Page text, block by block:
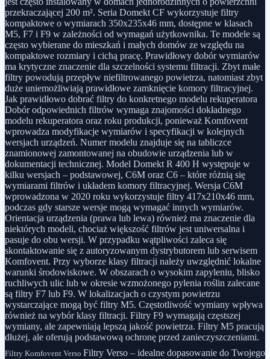
przekraczającej 200 m². Seria Domekt CF wykorzystuje filtry
kompaktowe o wymiarach 350x235x46 mm, dostępne w klasach
M5, F7 i F9 w zależności od wymagań użytkownika. Te modele są
często wybierane do mieszkań i małych domów ze względu na
kompaktowe rozmiary i cichą pracę. Prawidłowy dobór wymiarów
ma krytyczne znaczenie dla szczelności systemu filtracji. Zbyt małe
filtry powodują przepływ niefiltrowanego powietrza, natomiast zbyt
duże uniemożliwiają prawidłowe zamknięcie komory filtracyjnej.
Jak prawidłowo dobrać filtry do konkretnego modelu rekuperatora
Dobór odpowiednich filtrów wymaga znajomości dokładnego
modelu rekuperatora oraz roku produkcji, ponieważ Komfovent
wprowadza modyfikacje wymiarów i specyfikacji w kolejnych
wersjach urządzeń. Numer modelu znajduje się na tabliczce
znamionowej zamontowanej na obudowie urządzenia lub w
dokumentacji technicznej. Model Domekt R 400 H występuje w
kilku wersjach – podstawowej, C6M oraz C6 – które różnią się
wymiarami filtrów i układem komory filtracyjnej. Wersja C6M
wprowadzona w 2020 roku wykorzystuje filtry 417x210x46 mm,
podczas gdy starsze wersje mogą wymagać innych wymiarów.
Orientacja urządzenia (prawa lub lewa) również ma znaczenie dla
niektórych modeli, chociaż większość filtrów jest uniwersalna i
pasuje do obu wersji. W przypadku wątpliwości zaleca się
skontaktowanie się z autoryzowanym dystrybutorem lub serwisem
Komfovent. Przy wyborze klasy filtracji należy uwzględnić lokalne
warunki środowiskowe. W obszarach o wysokim zapyleniu, blisko
ruchliwych ulic lub w okresie wzmożonego pylenia roślin zalecane
są filtry F7 lub F9. W lokalizacjach o czystym powietrzu
wystarczające mogą być filtry M5. Częstotliwość wymiany wpływa
również na wybór klasy filtracji. Filtry F9 wymagają częstszej
wymiany, ale zapewniają lepszą jakość powietrza. Filtry M5 pracują
dłużej, ale oferują podstawową ochronę przed zanieczyszczeniami.
Filtry Komfovent Verso Filtry Verso – idealne dopasowanie do Twojego